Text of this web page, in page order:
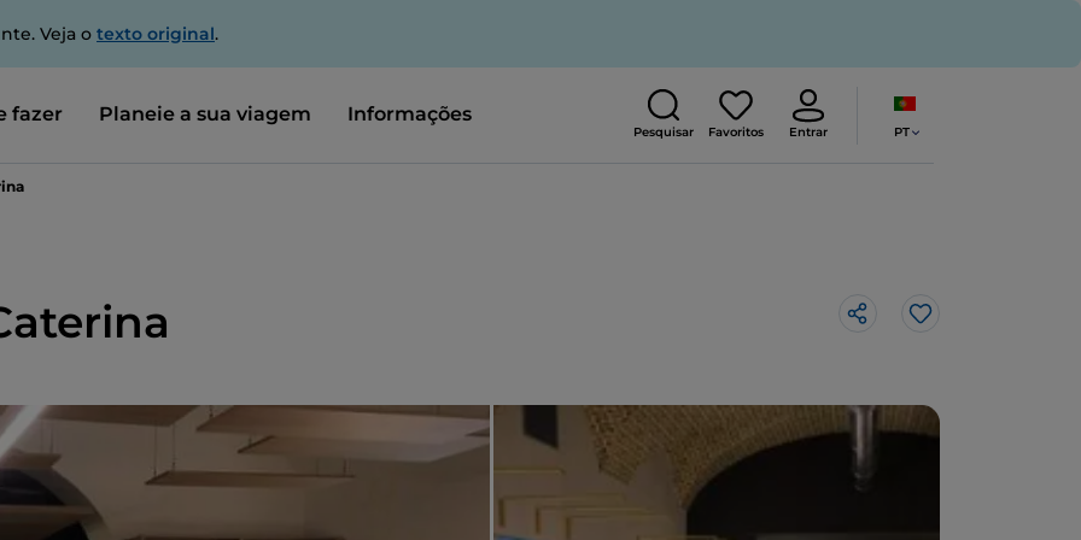
Veja o texto original.
fazer Planeie a sua viagem Informações
Pesquisar Favoritos Entrar PT
Gosto